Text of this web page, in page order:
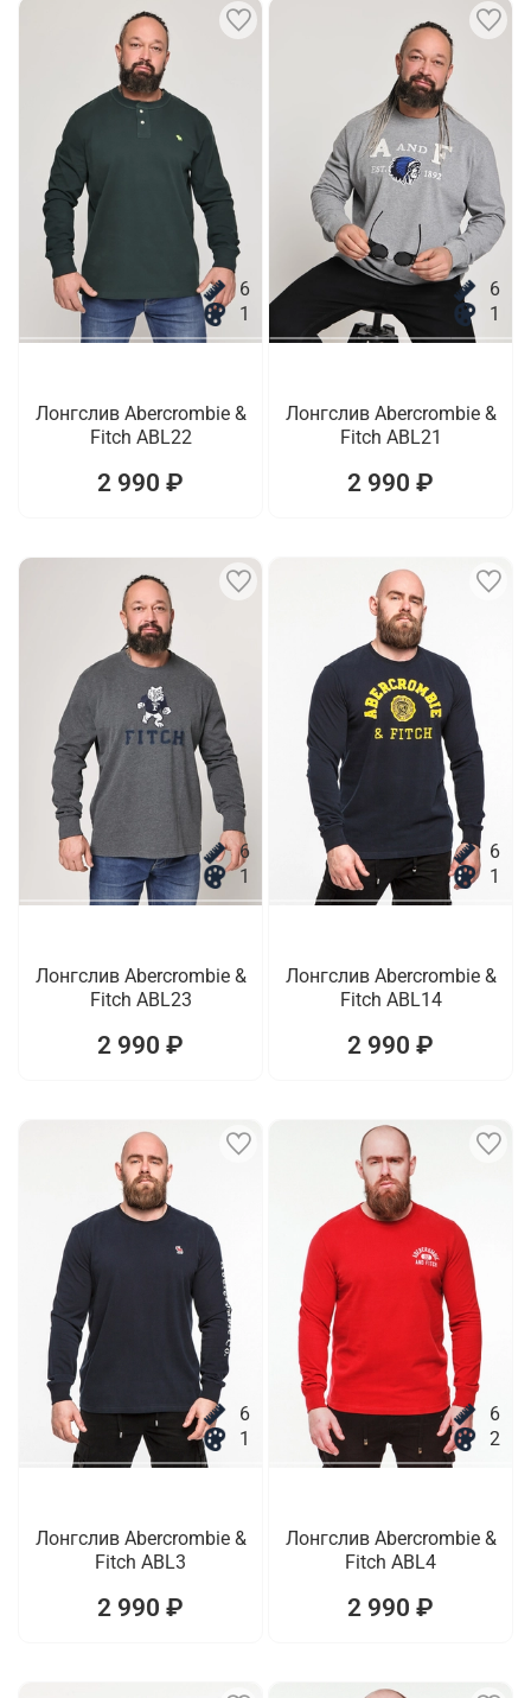
6
1
Лонгслив Abercrombie &
Fitch ABL22
2 990 ₽
6
1
Лонгслив Abercrombie &
Fitch ABL21
2 990 ₽
6
1
Лонгслив Abercrombie &
Fitch ABL23
2 990 ₽
6
1
Лонгслив Abercrombie &
Fitch ABL14
2 990 ₽
6
1
Лонгслив Abercrombie &
Fitch ABL3
2 990 ₽
6
2
Лонгслив Abercrombie &
Fitch ABL4
2 990 ₽